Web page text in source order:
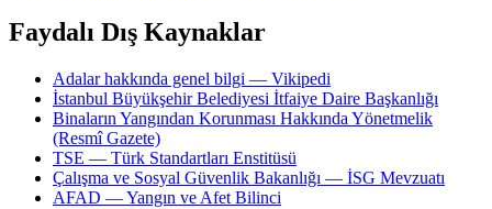
Faydalı Dış Kaynaklar
Adalar hakkında genel bilgi — Vikipedi
İstanbul Büyükşehir Belediyesi İtfaiye Daire Başkanlığı
Binaların Yangından Korunması Hakkında Yönetmelik
(Resmî Gazete)
TSE — Türk Standartları Enstitüsü
Çalışma ve Sosyal Güvenlik Bakanlığı — İSG Mevzuatı
AFAD — Yangın ve Afet Bilinci